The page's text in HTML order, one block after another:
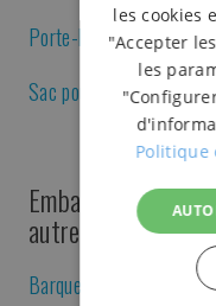
Porte-bobine et porte-
Sac poubelle
Emballage pour la
autres produits
Barquettes en porex
les cookies
"Accepter
les
Politique